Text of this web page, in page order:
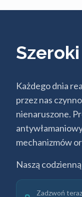
Każdego dnia
przez nas
nienaruszone.
mechanizmów
Naszą
Zadzwoń teraz